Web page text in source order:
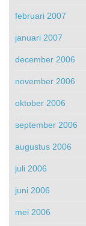
februari 2007
januari 2007
december 2006
november 2006
oktober 2006
september 2006
augustus 2006
juli 2006
juni 2006
mei 2006